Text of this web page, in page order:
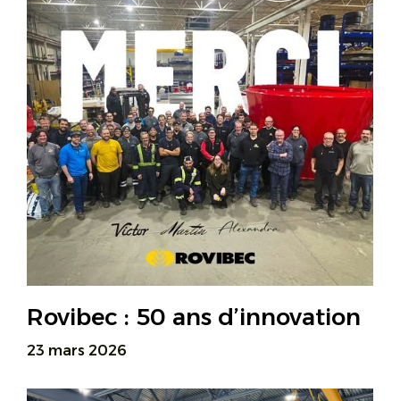
Rovibec : 50 ans d’innovation
23 mars 2026